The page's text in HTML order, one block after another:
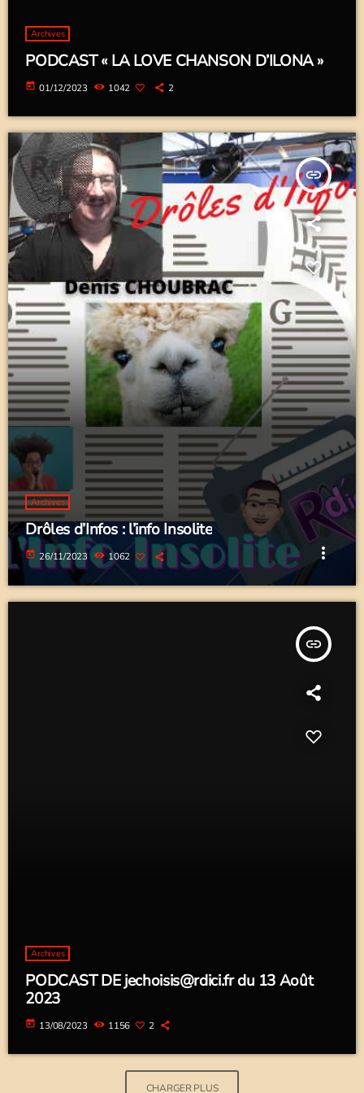
Archives
PODCAST « LA LOVE CHANSON D’ILONA »
today 01/12/2023 1042 2
DRÔLES D'INFOS insert_link
Archives
Drôles d’Infos : l’info Insolite
today 26/11/2023 1062 more_vert
insert_link
Archives
PODCAST DE jechoisis@rdici.fr du 13 Août
2023
today 13/08/2023 1156 2
CHARGER PLUS